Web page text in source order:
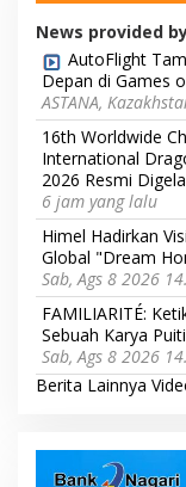
News provided
AutoFlight
Depan di Games
ASTANA,
16th Worldwide
International
2026 Resmi
6 jam yang lalu
Himel Hadirkan
Global "Dream
Sab, Ags 8 2026
FAMILIARITÉ:
Sebuah Karya
Sab, Ags 8 2026
Berita Lainnya